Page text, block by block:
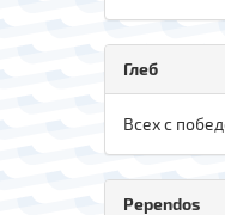
Глеб
Всех с
Pependos